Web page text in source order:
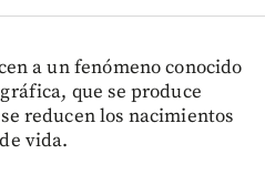
a un fenómeno conocido
que se produce
reducen los nacimientos
vida.